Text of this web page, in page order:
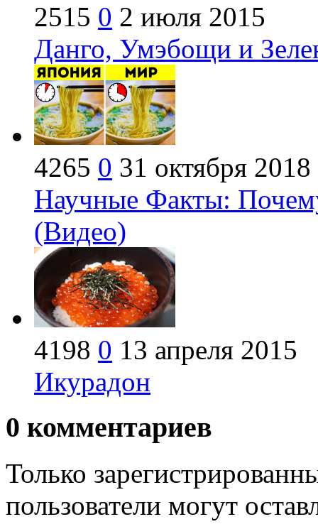
2515 0 2 июля 2015
Данго, Умэбощи и
4265 0 31 октября 2018
Научные Факты:
(Видео)
4198 0 13 апреля 2015
Икурадон
0 комментариев
Только
пользователи могут